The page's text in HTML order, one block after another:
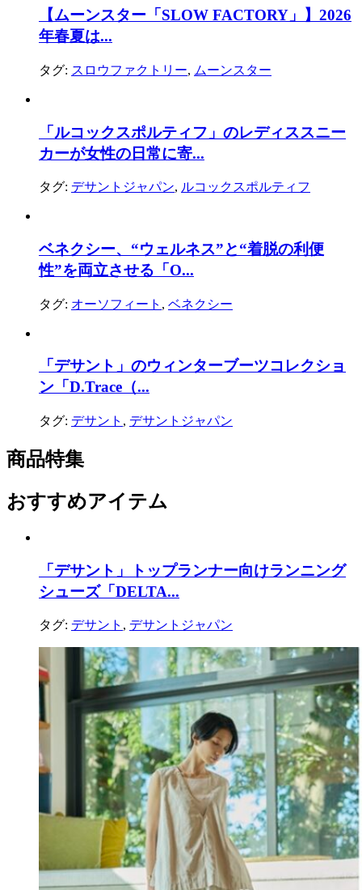
【ムーンスター「SLOW FACTORY」】2026
年春夏は...
タグ: スロウファクトリー, ムーンスター
「ルコックスポルティフ」のレディススニー
カーが女性の日常に寄...
タグ: デサントジャパン, ルコックスポルティフ
ベネクシー、“ウェルネス”と“着脱の利便
性”を両立させる「O...
タグ: オーソフィート , ベネクシー
「デサント」のウィンターブーツコレクショ
ン「D.Trace（...
タグ: デサント , デサントジャパン
商品特集
おすすめアイテム
「デサント」トップランナー向けランニング
シューズ「DELTA...
タグ: デサント , デサントジャパン